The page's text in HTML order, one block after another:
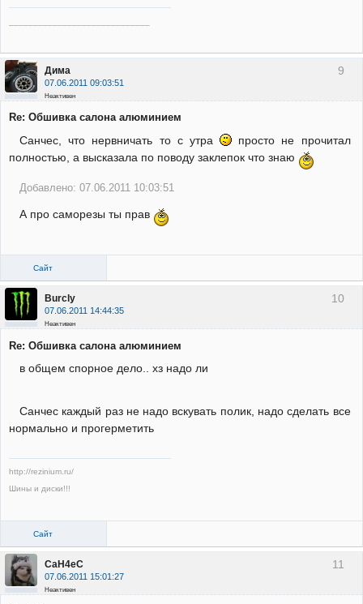
9
Дима
07.06.2011 09:03:51
Неактивен
Re: Обшивка салона алюминием
Санчес, что нервничать то с утра
просто не прочитал
полностью, а высказала по поводу заклепок что знаю
Добавлено: 07.06.2011 10:03:51
А про саморезы ты прав
Сайт
10
Burcly
07.06.2011 14:44:35
Неактивен
Re: Обшивка салона алюминием
в общем спорное дело.. хз надо ли
Санчес каждый раз не надо вскувать полик, надо сделать все
нормально и прогерметить
http://rezinium.ru/
Шины и диски!!!
Сайт
11
CaH4eC
07.06.2011 15:01:27
Неактивен